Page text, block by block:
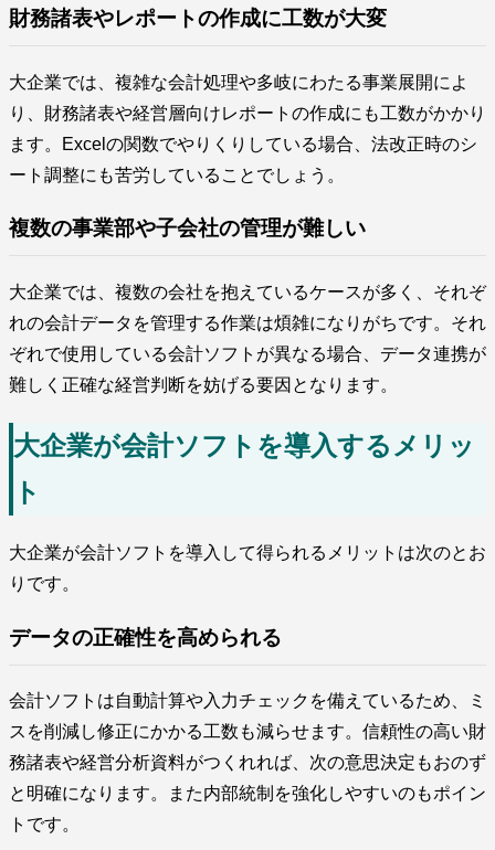
財務諸表やレポートの作成に工数が大変
大企業では、複雑な会計処理や多岐にわたる事業展開によ
り、財務諸表や経営層向けレポートの作成にも工数がかかり
ます。Excelの関数でやりくりしている場合、法改正時のシ
ート調整にも苦労していることでしょう。
複数の事業部や子会社の管理が難しい
大企業では、複数の会社を抱えているケースが多く、それぞ
れの会計データを管理する作業は煩雑になりがちです。それ
ぞれで使用している会計ソフトが異なる場合、データ連携が
難しく正確な経営判断を妨げる要因となります。
大企業が会計ソフトを導入するメリッ
ト
大企業が会計ソフトを導入して得られるメリットは次のとお
りです。
データの正確性を高められる
会計ソフトは自動計算や入力チェックを備えているため、ミ
スを削減し修正にかかる工数も減らせます。信頼性の高い財
務諸表や経営分析資料がつくれれば、次の意思決定もおのず
と明確になります。また内部統制を強化しやすいのもポイン
トです。